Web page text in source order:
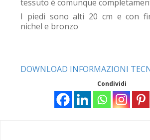
tessuto è comunque
I piedi sono alti 20 cm e con
nichel e bronzo
DOWNLOAD INFORMAZIONI
Condividi